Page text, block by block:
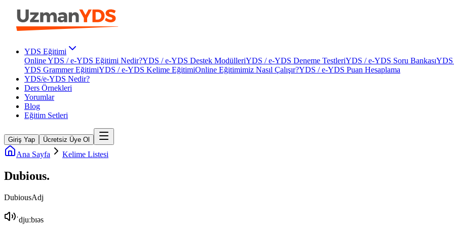
YDS Eğitimi
Online YDS / e-YDS Eğitimi Nedir?YDS / e-YDS Destek ModülleriYDS / e-YDS Deneme TestleriYDS / e-YDS Soru BankasıYDS
YDS Grammer EğitimiYDS / e-YDS Kelime EğitimiOnline Eğitimimiz Nasıl Çalışır?YDS / e-YDS Puan Hesaplama
YDS/e-YDS Nedir?
Ders Örnekleri
Yorumlar
Blog
Eğitim Setleri
Giriş Yap Ücretsiz Üye Ol
Ana Sayfa Kelime Listesi
Dubious.
DubiousAdj
ˈdjuːbɪəs